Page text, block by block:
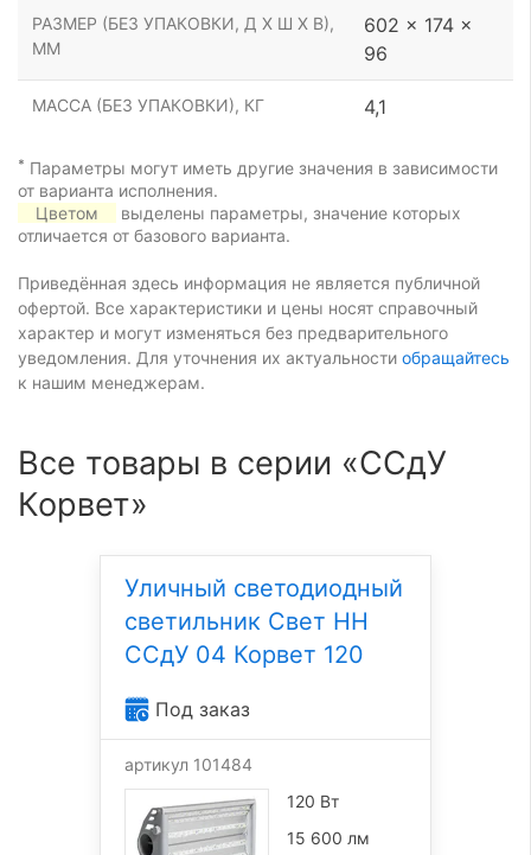
РАЗМЕР (БЕЗ УПАКОВКИ, Д Х Ш Х В),
ММ
602 x 174 x
96
МАССА (БЕЗ УПАКОВКИ), КГ 4,1
* Параметры могут иметь другие значения в зависимости
от варианта исполнения.
Цветом
выделены параметры, значение которых
отличается от базового варианта.
Приведённая здесь информация не является публичной
офертой. Все характеристики и цены носят справочный
характер и могут изменяться без предварительного
уведомления. Для уточнения их актуальности обращайтесь
к нашим менеджерам.
Все товары в серии «ССдУ
Корвет»
Уличный светодиодный
светильник Свет НН
ССдУ 04 Корвет 120
Под заказ
артикул 101484
120 Вт
15 600 лм